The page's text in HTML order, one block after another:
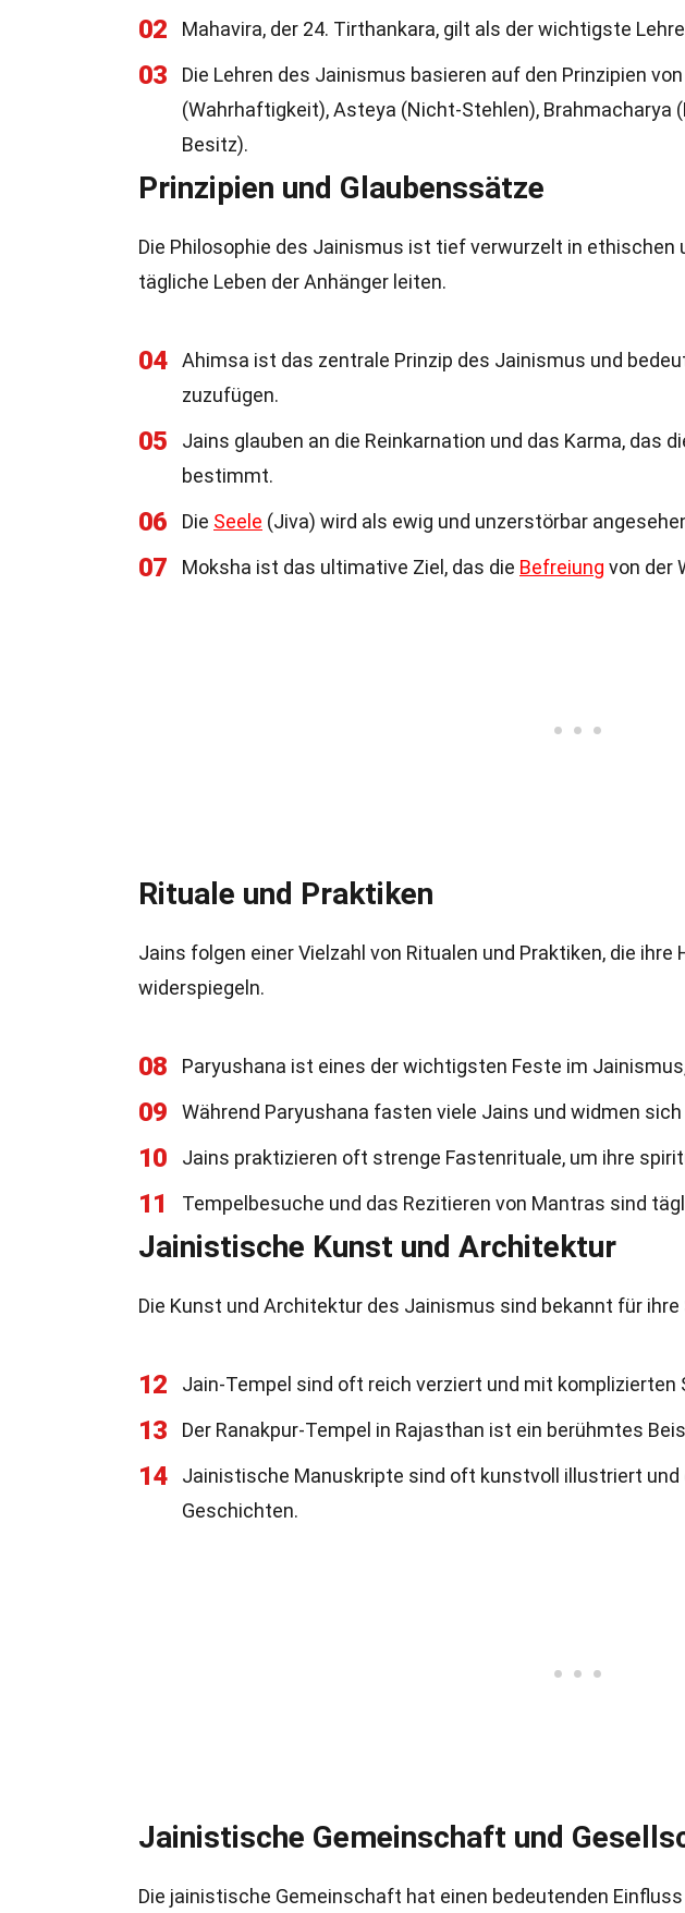
02 Mahavira, der 24. Tirthankara, gilt als der wichtigste
03
Die Lehren des Jainismus basieren auf den Prinzipien
(Wahrhaftigkeit), Asteya (Nicht-Stehlen), Brahmacharya
Besitz).
Prinzipien und Glaubenssätze
Die Philosophie des Jainismus ist tief verwurzelt in ethischen
tägliche Leben der Anhänger leiten.
04
Ahimsa ist das zentrale Prinzip des Jainismus und
zuzufügen.
05
Jains glauben an die Reinkarnation und das Karma, das
bestimmt.
06 Die Seele (Jiva) wird als ewig und unzerstörbar
07 Moksha ist das ultimative Ziel, das die Befreiung von der
Rituale und Praktiken
Jains folgen einer Vielzahl von Ritualen und Praktiken, die ihre
widerspiegeln.
08 Paryushana ist eines der wichtigsten Feste im
09 Während Paryushana fasten viele Jains und widmen
10 Jains praktizieren oft strenge Fastenrituale, um ihre
11 Tempelbesuche und das Rezitieren von Mantras sind
Jainistische Kunst und Architektur
Die Kunst und Architektur des Jainismus sind bekannt für
12 Jain-Tempel sind oft reich verziert und mit
13 Der Ranakpur-Tempel in Rajasthan ist ein berühmtes
14
Jainistische Manuskripte sind oft kunstvoll illustriert und
Geschichten.
Jainistische Gemeinschaft und
Die jainistische Gemeinschaft hat einen bedeutenden